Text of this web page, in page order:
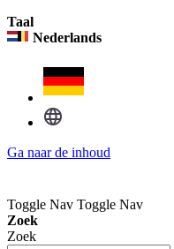
Taal
Nederlands
Ga naar de inhoud
Toggle Nav Toggle Nav
Zoek
Zoek